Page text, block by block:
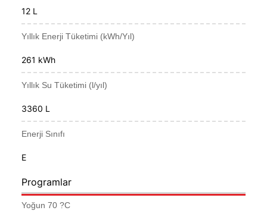
12 L
Yıllık Enerji Tüketimi (kWh/Yıl)
261 kWh
Yıllık Su Tüketimi (l/yıl)
3360 L
Enerji Sınıfı
E
Programlar
Yoğun 70 ?C